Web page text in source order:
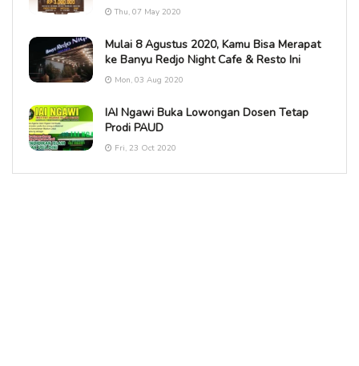
Thu, 07 May 2020
Mulai 8 Agustus 2020, Kamu Bisa Merapat
ke Banyu Redjo Night Cafe & Resto Ini
Mon, 03 Aug 2020
IAI Ngawi Buka Lowongan Dosen Tetap
Prodi PAUD
Fri, 23 Oct 2020